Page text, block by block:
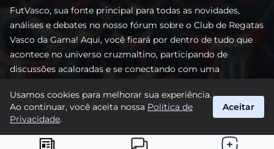
FutVasco, sua fonte principal para todas as novidades,
análises e debates no nosso fórum sobre o Club de Regatas
Vasco da Gama! Aqui, você ficará por dentro de tudo que
acontece no universo cruzmaltino, participando de
discussões acaloradas e se conectando com uma
nenhum lance e acompanhe de perto o caminho do Vasco
rumo às vitórias! #Vasco #FutVasco
Usamos cookies para melhorar sua experiência.
Ao continuar, você aceita nossa Política de
Privacidade.
Aceitar